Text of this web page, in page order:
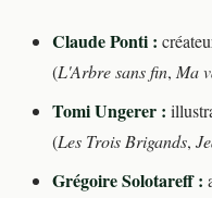
Claude Ponti :
(L'Arbre sans fin, Ma
Tomi Ungerer :
(Les Trois Brigands,
Grégoire Solotareff :